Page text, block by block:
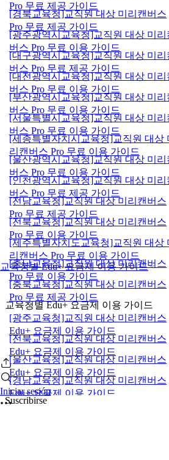
교육청별 Edu+ 요금제 이용 가이드
Iniciar sesión
Pro 무료 제공 가이드
[경북교육청]교직원 대상 미리캔버스
Pro 무료 제공 가이드
[광주광역시교육청]교직원 대상 미리
버스 Pro 무료 이용 가이드
[대구광역시교육청]교직원 대상 미리
버스 Pro 무료 제공 가이드
[대전광역시교육청]교직원 대상 미리
버스 Pro 무료 이용 가이드
[부산광역시교육청]교직원 대상 미리
버스 Pro 무료 이용 가이드
[서울특별시교육청]교직원 대상 미리
버스 Pro 무료 이용 가이드
[세종특별자치시교육청]교직원 대상
리캔버스 Pro 무료 이용 가이드
[울산광역시교육청]교직원 대상 미리
버스 Pro 무료 이용 가이드
[인천광역시교육청]교직원 대상 미리
버스 Pro 무료 제공 가이드
[전남교육청]교직원 대상 미리캔버스
Pro 무료 제공 가이드
[전북교육청]교직원 대상 미리캔버스
Pro 무료 이용 가이드
[제주특별자치도교육청]교직원 대상
리캔버스 Pro 무료 이용 가이드
[충남교육청]교직원 대상 미리캔버스
Pro 무료 이용 가이드
[충북교육청]교직원 대상 미리캔버스
Pro 무료 제공 가이드
교육청별 Edu+ 요금제 이용 가이드
[광주교육청]교직원 대상 미리캔버스
Edu+ 요금제 이용 가이드
[전북교육청]교직원 대상 미리캔버스
Edu+ 요금제 이용 가이드
[울산교육청]교직원 대상 미리캔버스
Edu+ 요금제 이용 가이드
[경남교육청]교직원 대상 미리캔버스
Edu+ 요금제 이용 가이드
Suscribirse